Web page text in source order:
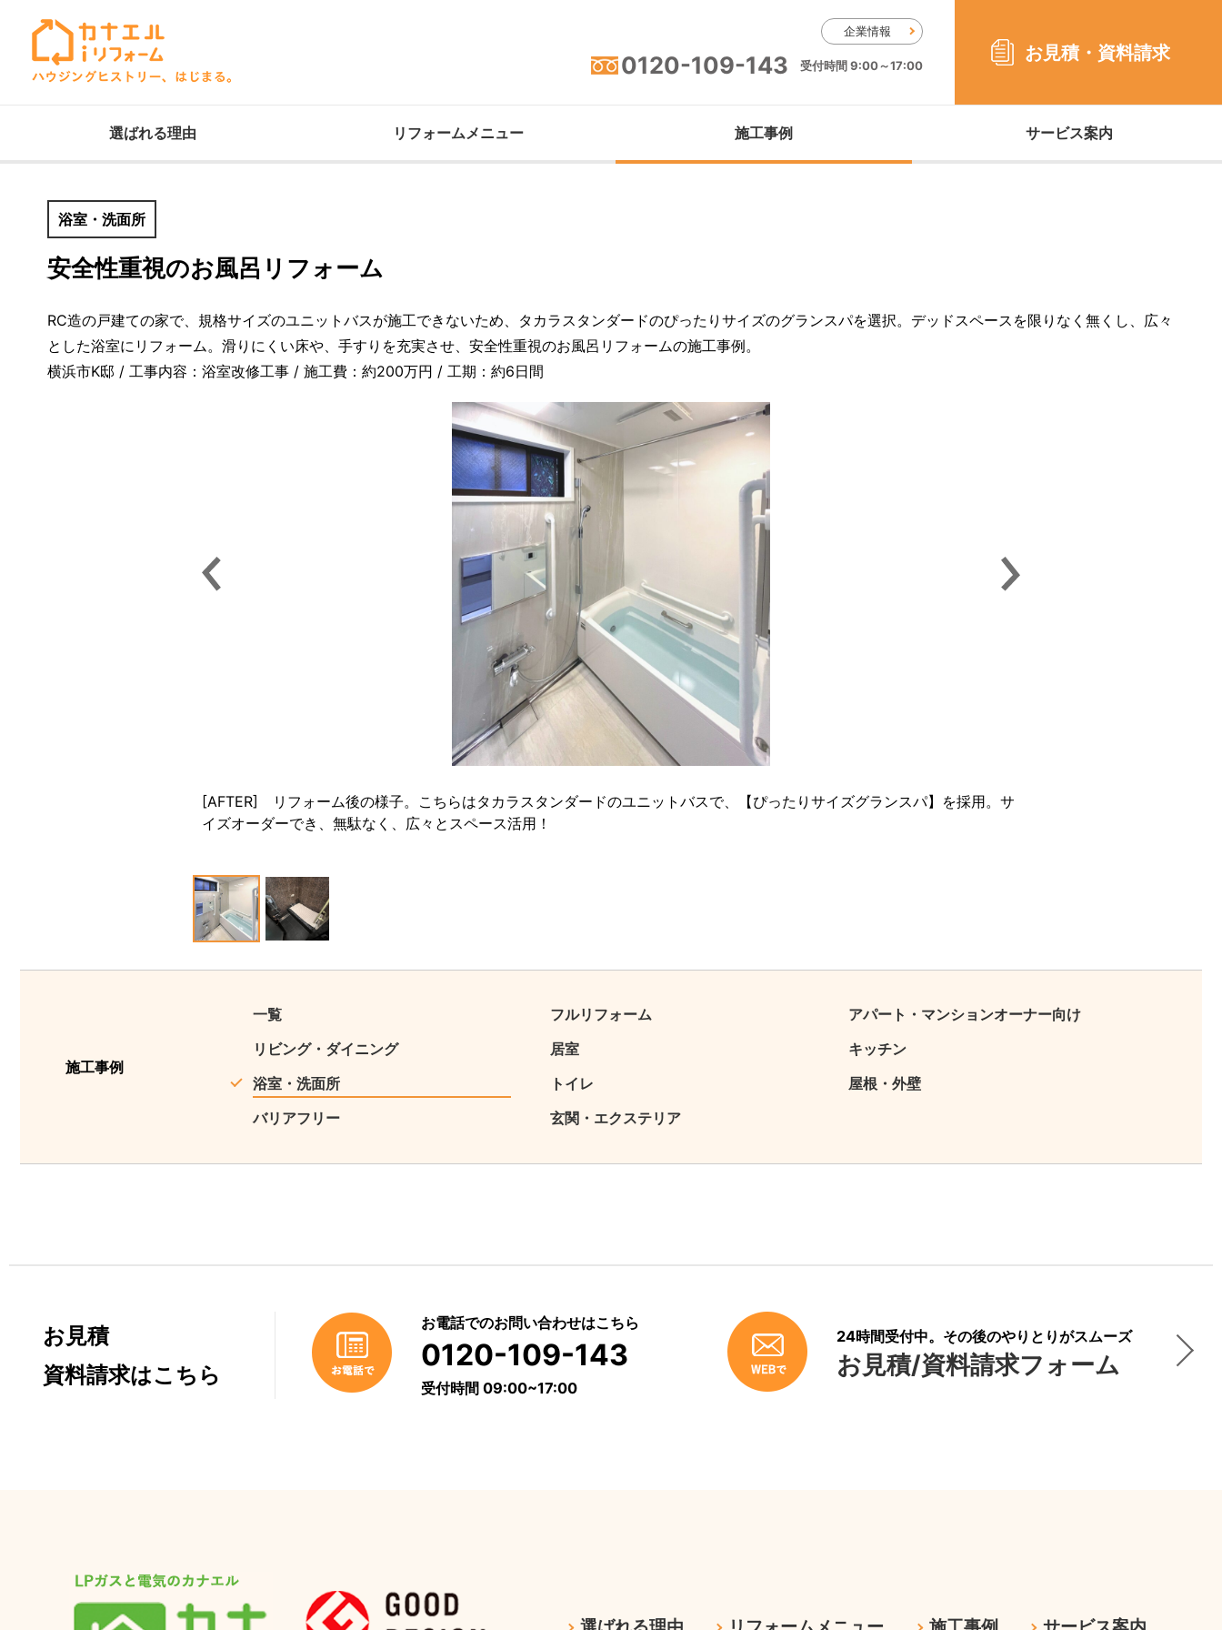
企業情報
0120-109-143 受付時間 9:00～17:00
お見積・ 資料請求
選ばれる理由 リフォームメニュー 施工事例 サービス案内
浴室・洗面所
安全性重視のお風呂リフォーム
RC造の戸建ての家で、規格サイズのユニットバスが施工できないため、タカラスタンダードのぴったりサイズのグランスパを選択。デッドスペースを限りなく無くし、広々
とした浴室にリフォーム。滑りにくい床や、手すりを充実させ、安全性重視のお風呂リフォームの施工事例。
横浜市K邸 / 工事内容：浴室改修工事 / 施工費：約200万円 / 工期：約6日間
[AFTER] リフォーム後の様子。こちらはタカラスタンダードのユニットバスで、【ぴったりサイズグランスパ】を採用。サ
イズオーダーでき、無駄なく、広々とスペース活用！
1 2
施工事例
一覧 フルリフォーム
アパート・マンションオーナー向け
リビング・ダイニング
居室
キッチン
浴室・洗面所
トイレ
屋根・外壁
バリアフリー
玄関・エクステリア
お見積
資料請求はこちら
お電話でのお問い合わせはこちら
0120-109-143
受付時間 09:00~17:00
24時間受付中。その後のやりとりがスムーズ
お見積/資料請求フォーム